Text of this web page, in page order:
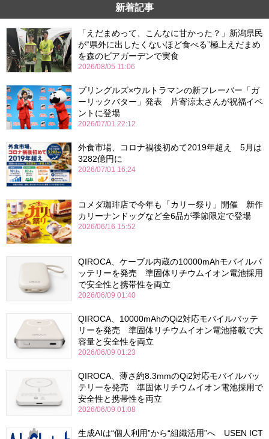
新着記事
「えだまめって、こんなに甘かった？」新潟県民
が“県外に出したくないほど食べる”極上えだまめ
を森のビアガーデンで実食
2026/08/05 11:06
プリングルズ×ウルトラマンの新フレーバー「ガ
ーリックバター」発表 片寄涼太さんが祝福イベ
ントに登場
2026/07/01 22:12
外食市場、コロナ禍後初めて2019年超え 5月は
3282億円に
2026/07/01 16:24
コメダ珈琲店で今年も「カリー祭り」開催 新作
カリーナンドッグなど全6品が季節限定で登場
2026/06/16 15:52
QIROCA、ケーブル内蔵の10000mAhモバイルバ
ッテリーを発売 準固体リチウムイオン電池採用
で安全性と携帯性を両立
2026/06/09 01:40
QIROCA、10000mAhのQi2対応モバイルバッテ
リーを発売 準固体リチウムイオン電池搭載で大
容量と安全性を両立
2026/06/09 01:23
QIROCA、薄さ約8.3mmのQi2対応モバイルバッ
テリーを発売 準固体リチウムイオン電池採用で
安全性と携帯性を両立
2026/06/09 01:08
生成AIは“個人利用”から“組織活用”へ USEN ICT